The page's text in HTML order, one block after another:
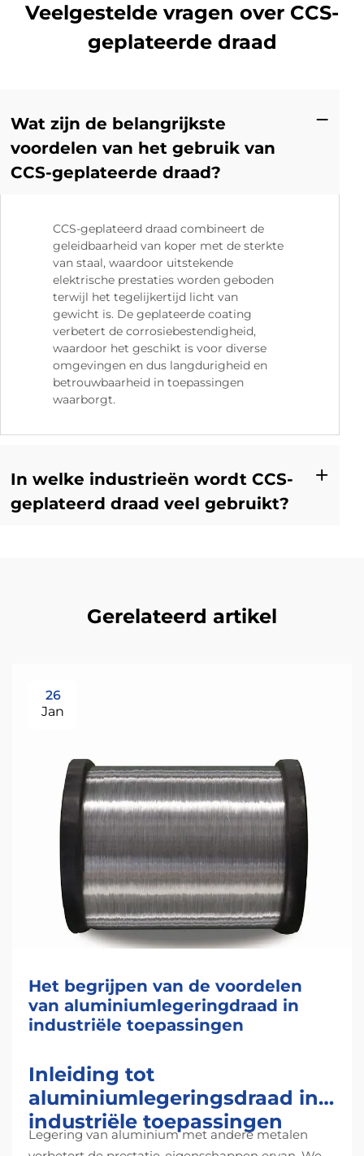
Veelgestelde vragen over CCS-
geplateerde draad
Wat zijn de belangrijkste
voordelen van het gebruik van
CCS-geplateerde draad?
CCS-geplateerd draad combineert de
geleidbaarheid van koper met de sterkte
van staal, waardoor uitstekende
elektrische prestaties worden geboden
terwijl het tegelijkertijd licht van
gewicht is. De geplateerde coating
verbetert de corrosiebestendigheid,
waardoor het geschikt is voor diverse
omgevingen en dus langdurigheid en
betrouwbaarheid in toepassingen
waarborgt.
In welke industrieën wordt CCS-
geplateerd draad veel gebruikt?
Gerelateerd artikel
26
Jan
Het begrijpen van de voordelen
van aluminiumlegeringdraad in
industriële toepassingen
Inleiding tot
aluminiumlegeringsdraad in
industriële toepassingen
Legering van aluminium met andere metalen